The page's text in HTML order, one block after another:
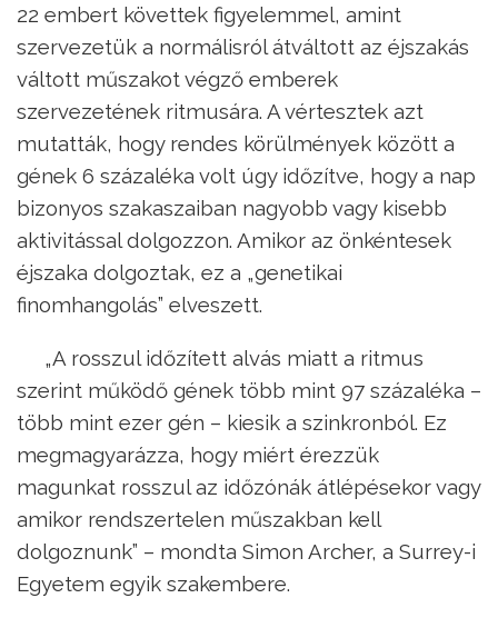
22 embert követtek figyelemmel, amint
szervezetük a normálisról átváltott az éjszakás
váltott műszakot végző emberek
szervezetének ritmusára. A vértesztek azt
mutatták, hogy rendes körülmények között a
gének 6 százaléka volt úgy időzítve, hogy a nap
bizonyos szakaszaiban nagyobb vagy kisebb
aktivitással dolgozzon. Amikor az önkéntesek
éjszaka dolgoztak, ez a „genetikai
finomhangolás” elveszett.
„A rosszul időzített alvás miatt a ritmus
szerint működő gének több mint 97 százaléka –
több mint ezer gén – kiesik a szinkronból. Ez
megmagyarázza, hogy miért érezzük
magunkat rosszul az időzónák átlépésekor vagy
amikor rendszertelen műszakban kell
dolgoznunk” – mondta Simon Archer, a Surrey-i
Egyetem egyik szakembere.